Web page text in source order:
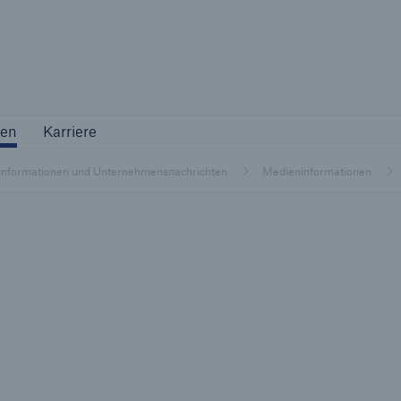
Karriere
und Unternehmensnachrichten Medieninformationen
Maßgeschneiderte Lösungen für Ihre